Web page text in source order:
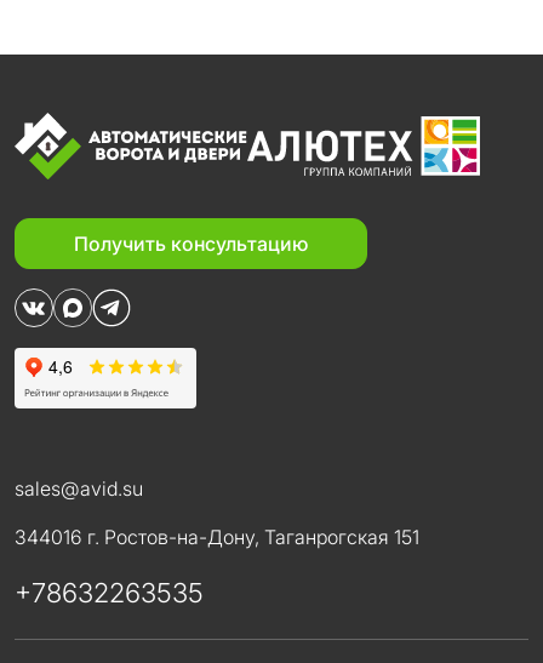
Получить консультацию
sales@avid.su
344016 г. Ростов-на-Дону, Таганрогская 151
+78632263535